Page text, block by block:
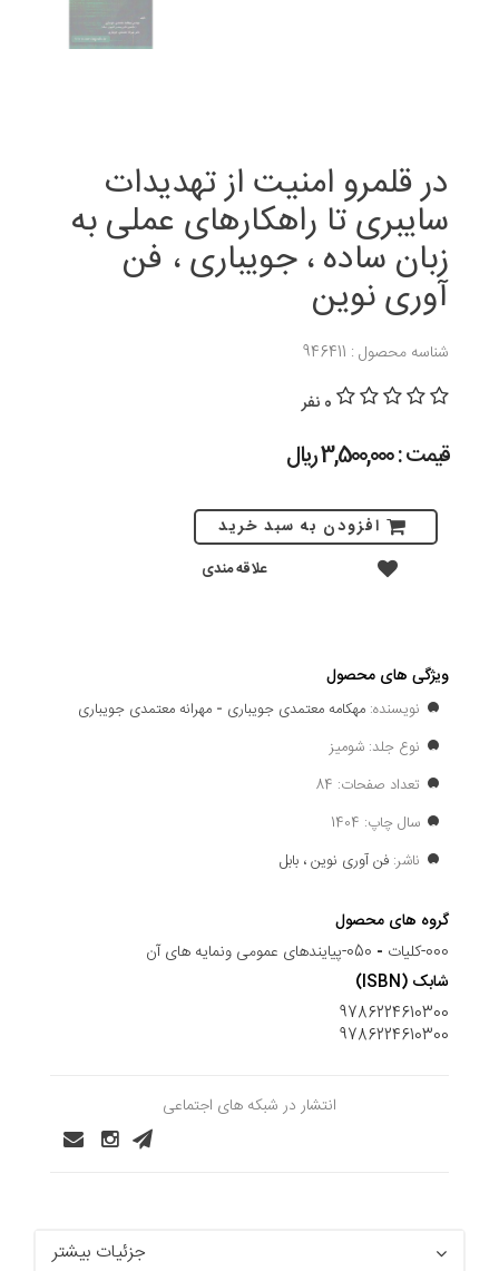
در قلمرو امنیت از تهدیدات
سایبری تا راهکارهای عملی به
زبان ساده ، جویباری ، فن
آوری نوین
شناسه محصول : 946411
0 نفر
قیمت : 3,500,000 ريال
افزودن به سبد خرید
علاقه مندی
ویژگی های محصول
نویسنده: مهکامه معتمدی جویباری - مهرانه معتمدی جویباری
نوع جلد: شومیز
تعداد صفحات: 84
سال چاپ: 1404
ناشر: فن آوری نوین ، بابل
گروه های محصول
000-کلیات
- 050-پیایندهای عمومی ونمایه های آن
شابک (ISBN)
9786224610300
9786224610300
انتشار در شبکه های اجتماعی
جزئیات بیشتر